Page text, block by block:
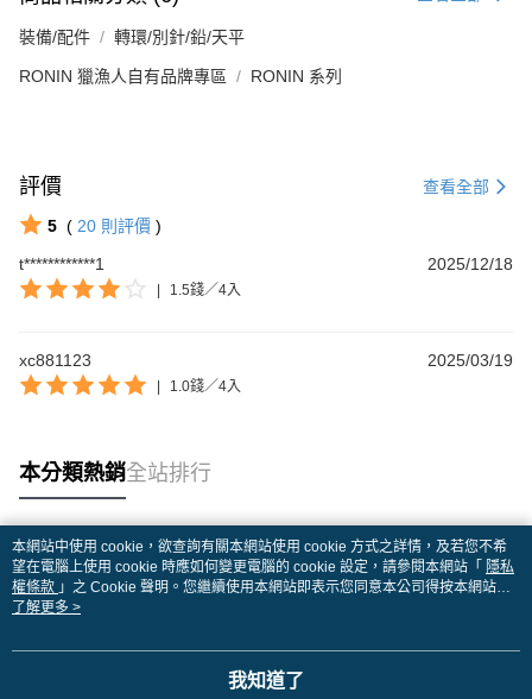
裝備/配件 轉環/別針/鉛/天平
RONIN 獵漁人自有品牌專區 RONIN 系列
評價 查看全部
5 ( 20 則評價 )
t************1
2025/12/18
1.5錢／4入
xc881123 2025/03/19
1.0錢／4入
本分類熱銷全站排行
熱門標籤
本網站中使用 cookie，欲查詢有關本網站使用 cookie 方式之詳情，及若您不希
望在電腦上使用 cookie 時應如何變更電腦的 cookie 設定，請參閱本網站「 隱私
權條款 」之 Cookie 聲明。您繼續使用本網站即表示您同意本公司得按本網站使
用條款之 Cookie 聲明使用 cookie。
了解更多 >
我知道了